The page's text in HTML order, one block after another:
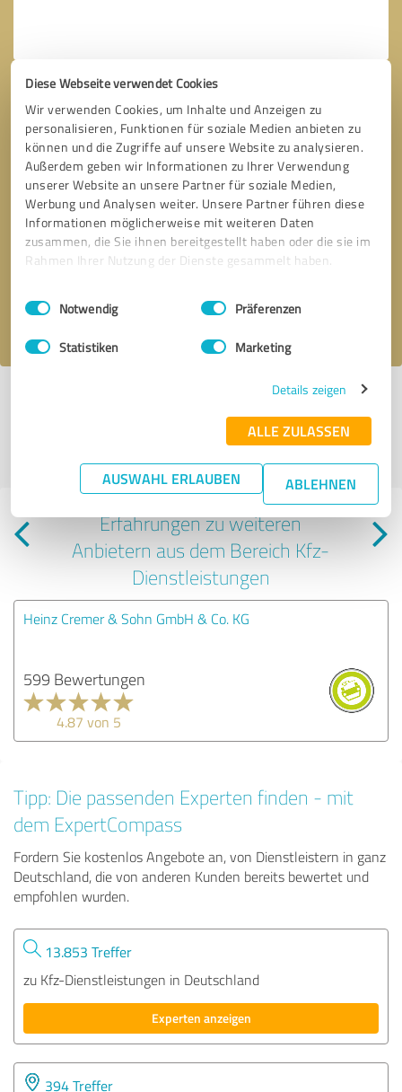
Diese Webseite verwendet Cookies
Wir verwenden Cookies, um Inhalte und Anzeigen zu
personalisieren, Funktionen für soziale Medien anbieten zu
können und die Zugriffe auf unsere Website zu analysieren.
Außerdem geben wir Informationen zu Ihrer Verwendung
unserer Website an unsere Partner für soziale Medien,
Werbung und Analysen weiter. Unsere Partner führen diese
Informationen möglicherweise mit weiteren Daten
zusammen, die Sie ihnen bereitgestellt haben oder die sie im
Rahmen Ihrer Nutzung der Dienste gesammelt haben.
Impressum Datenschutzbestimmungen
Einwilligungsauswahl
Notwendig Präferenzen
Statistiken Marketing
Details zeigen
ALLE ZULASSEN
AUSWAHL ERLAUBEN ABLEHNEN
Bitte um Rückruf * Erforderliche Angaben
Ich stimme denDatenschutzbestimmungen zu.
Alle Bewertungen und Erfahrungen zu Kfz Gutachter Hamburg S DRIVE
sind subjektive Meinungen der Verfasser | Für den Inhalt der Seite ist der
| Es werden nur die vom Profilinhaber
veröffentlichten Bewertungen der letzten 24 Monate angezeigt | Profil
aktiv seit 05.04.2019 |Letzte Aktualisierung: 01.08.2026|Profil melden
Erfahrungen zu weiteren
Anbietern aus dem Bereich Kfz-
Dienstleistungen
Heinz Cremer & Sohn GmbH & Co. KG
599 Bewertungen
4.87 von 5
Tipp: Die passenden Experten finden - mit
dem ExpertCompass
Fordern Sie kostenlos Angebote an, von Dienstleistern in ganz
Deutschland, die von anderen Kunden bereits bewertet und
empfohlen wurden.
13.853 Treffer
zu Kfz-Dienstleistungen in Deutschland
Experten anzeigen
394 Treffer